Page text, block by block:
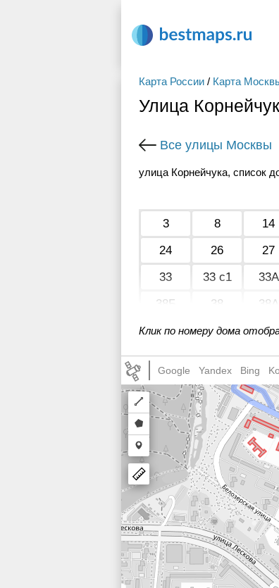
Карта России / Карта
Улица
Все улицы Москвы
улица Корнейчука, список
3 8 14
24
26 27
33
33 с1 33А
38Б
38 38А
43
44 46
50А
51 51Б
58
58Г 58Б
Клик по номеру дома
Google Yandex Bing
Draw
a
polyline
Draw
a
polygon
Draw
a
marker